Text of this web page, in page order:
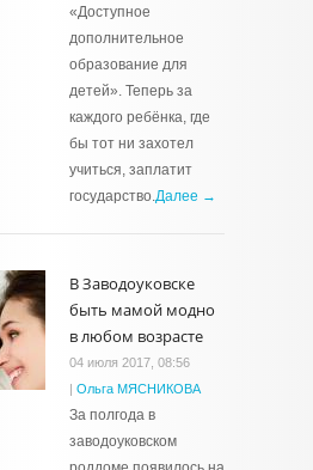
«Доступное
дополнительное
образование для
детей». Теперь за
каждого ребёнка, где
бы тот ни захотел
учиться, заплатит
государство.Далее →
В Заводоуковске
быть мамой модно
в любом возрасте
04 июля 2017, 08:56
| Ольга МЯСНИКОВА
За полгода в
заводоуковском